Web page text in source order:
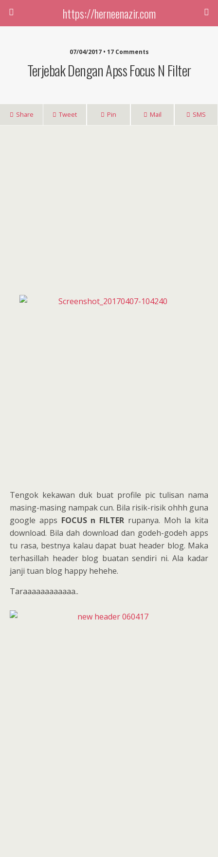
https://herneenazir.com
07/04/2017 • 17 Comments
Terjebak Dengan Apss Focus N Filter
Share Tweet Pin Mail SMS
Tengok kekawan duk buat profile pic tulisan nama
masing-masing nampak cun. Bila risik-risik ohhh guna
google apps FOCUS n FILTER rupanya. Moh la kita
download. Bila dah download dan godeh-godeh apps
tu rasa, bestnya kalau dapat buat header blog. Maka
terhasillah header blog buatan sendiri ni. Ala kadar
janji tuan blog happy hehehe.
Taraaaaaaaaaaaa..